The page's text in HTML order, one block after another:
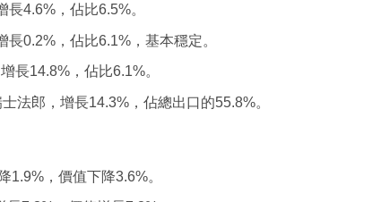
4.6%，佔比6.5%。
長0.2%，佔比6.1%，基本穩定。
長14.8%，佔比6.1%。
法郎，增長14.3%，佔總出口的55.8%。
1.9%，價值下降3.6%。